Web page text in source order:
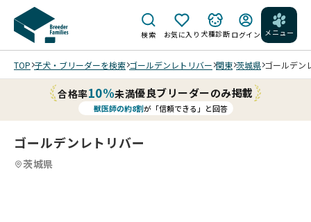
検索 お気に入り 犬種診断 ログイン メニュー
TOP 子犬・ブリーダーを検索 ゴールデンレトリバー 関東 茨城県 ゴールデン
合格率10%未満優良ブリーダーのみ掲載
獣医師の約8割が「信頼できる」と回答
ゴールデンレトリバー
茨城県